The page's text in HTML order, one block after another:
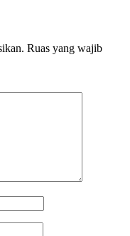
Ruas yang wajib